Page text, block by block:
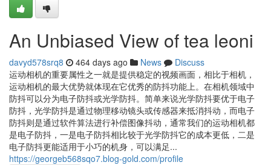
An Unbiased View of tea leoni
davyd578srq8 464 days ago News
Discuss
运动相机的重要属性之一就是提供稳定的视频画面，相比于相机，
运动相机的最大优势就体现在它优秀的防抖功能上。在相机领域中
防抖可以分为电子防抖或光学防抖。简单来说光学防抖要优于电子
防抖，光学防抖是通过物理移动镜头或传感器来抵消抖动，而电子
防抖则是通过软件算法进行补偿图像抖动，通常我们的运动相机都
是电子防抖，一是电子防抖相比较于光学防抖它的成本更低，二是
电子防抖更能适用于小巧的机身，可以满足...
https://georgeb568sqo7.blog-gold.com/profile